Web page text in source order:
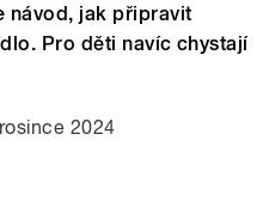
návod, jak připravit
Pro děti navíc chystají
2024